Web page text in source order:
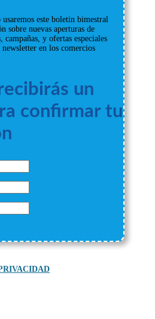
usaremos este boletin bimestral
sobre nuevas aperturas de
campañas, y ofertas especiales
newsletter en los comercios
un
confirmar tu